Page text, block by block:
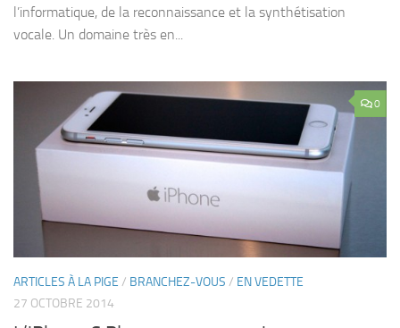
l’informatique, de la reconnaissance et la synthétisation
vocale. Un domaine très en...
0
ARTICLES À LA PIGE / BRANCHEZ-VOUS / EN VEDETTE
27 OCTOBRE 2014